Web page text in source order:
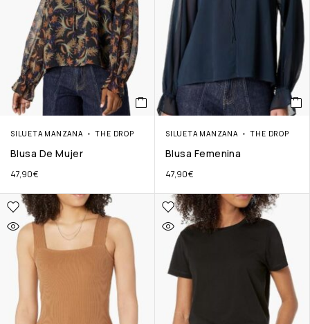
SILUETA MANZANA THE DROP
Blusa De Mujer
47,90€
SILUETA MANZANA THE DROP
Blusa Femenina
47,90€